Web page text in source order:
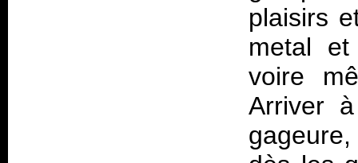
plaisirs
metal
voire
Arriver
gageure,